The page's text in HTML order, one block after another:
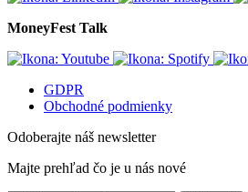
MoneyFest Talk
GDPR
Obchodné podmienky
Odoberajte náš newsletter
Majte prehľad čo je u nás nové